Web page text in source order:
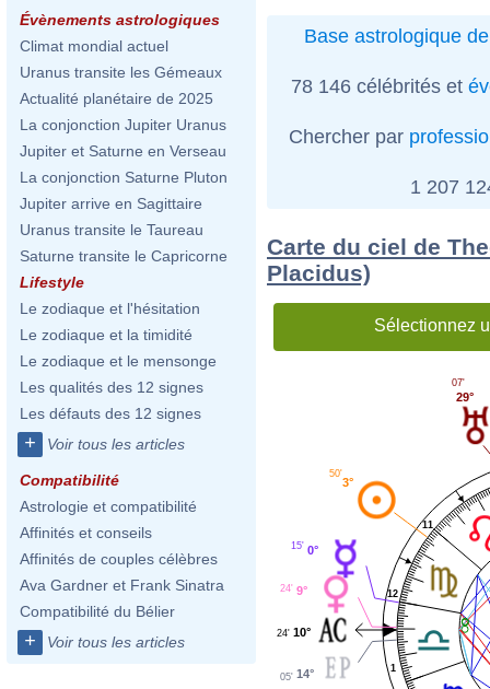
Évènements astrologiques
Climat mondial actuel
Uranus transite les Gémeaux
Actualité planétaire de 2025
La conjonction Jupiter Uranus
Jupiter et Saturne en Verseau
La conjonction Saturne Pluton
Jupiter arrive en Sagittaire
Uranus transite le Taureau
Saturne transite le Capricorne
Lifestyle
Le zodiaque et l'hésitation
Le zodiaque et la timidité
Le zodiaque et le mensonge
Les qualités des 12 signes
Les défauts des 12 signes
+ Voir tous les articles
Compatibilité
Astrologie et compatibilité
Affinités et conseils
Affinités de couples célèbres
Ava Gardner et Frank Sinatra
Compatibilité du Bélier
+ Voir tous les articles
Base astrologique
78 146 célébrités et
Chercher par
1 207
Carte du ciel de
Placidus)
Sélectionnez
1
11
12
29°
07'
3°
50'
0°
15'
9°
24'
10°
24'
14°
05'